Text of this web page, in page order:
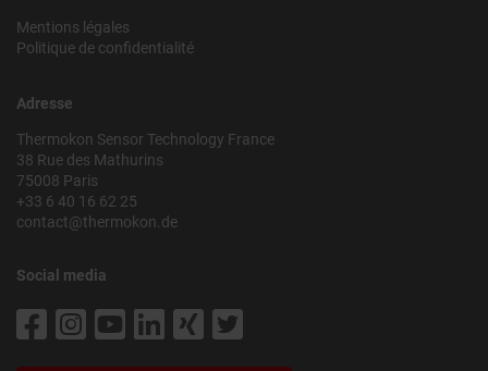
Mentions légales
Politique de confidentialité
Adresse
Thermokon Sensor Technology France
38 Rue des Mathurins
75008 Paris
+33 6 40 16 62 25
contact@thermokon.de
Social media